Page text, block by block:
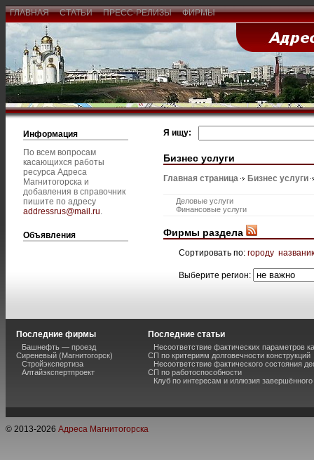
ГЛАВНАЯ СТАТЬИ ПРЕСС-РЕЛИЗЫ ФИРМЫ
Информация
По всем вопросам
касающихся работы
ресурса Адреса
Магнитогорска и
добавления в справочник
пишите по адресу
addressrus@mail.ru.
Объявления
Я ищу:
Бизнес услуги
Главная страница Бизнес услуги
Деловые услуги
Финансовые услуги
Фирмы раздела
Сортировать по: городу
Выберите регион:
Последние фирмы
Башнефть — проезд
Сиреневый (Магнитогорск)
Стройэкспертиза
Алтайэкспертпроект
Последние статьи
Несоответствие фактических параметров
СП по критериям долговечности конструкций
Несоответствие фактического состояния
СП по работоспособности
Клуб по интересам и иллюзия
© 2013-2026 Адреса Магнитогорска